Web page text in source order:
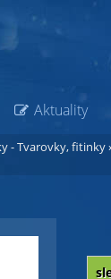
- Tvarovky, fitinky›
Aktuality